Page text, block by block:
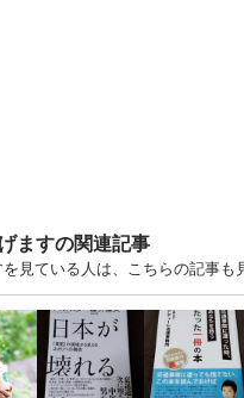
ますの関連記事
見ている人は、こちらの記事も